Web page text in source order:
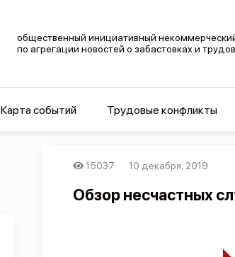
общественный инициативный
по агрегации новостей о забастовках и
Карта событий Трудовые конфликты
15037 10 декабря, 2019
Обзор несчастных